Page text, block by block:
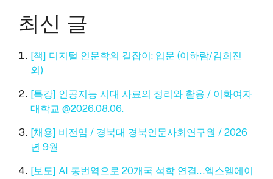
최신 글
[책] 디지털 인문학의 길잡이: 입문 (이하람/김희진
외)
[특강] 인공지능 시대 사료의 정리와 활용 / 이화여자
대학교 @2026.08.06.
[채용] 비전임 / 경북대 경북인문사회연구원 / 2026
년 9월
[보도] AI 통번역으로 20개국 석학 연결…엑스엘에이